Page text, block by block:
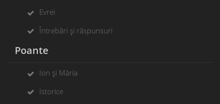
Evrei
Întrebări și răspunsuri
Poante
Ion și Măria
Istorice